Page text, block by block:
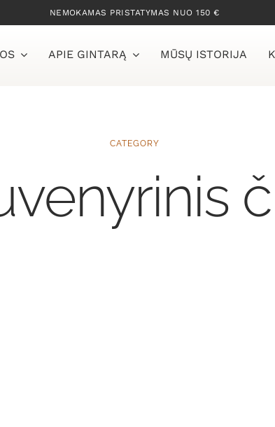
NEMOKAMAS PRISTATYMAS NUO 150 €
APIE GINTARĄ MŪSŲ ISTORIJA
CATEGORY